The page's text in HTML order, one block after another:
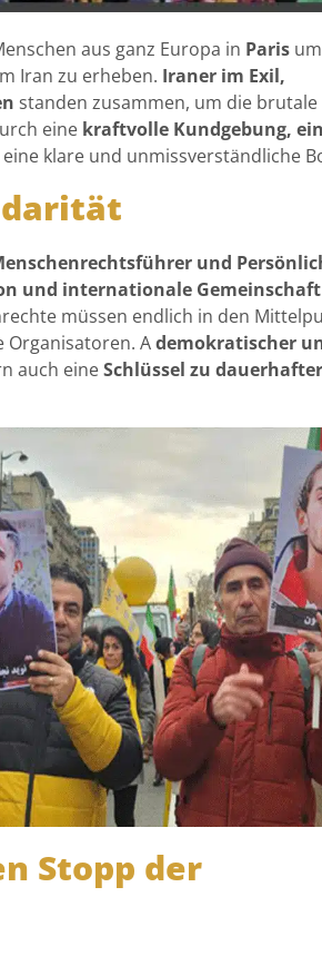
aus ganz Europa in Paris
Iran zu erheben. Iraner im Exil,
standen zusammen, um die brutale
eine kraftvolle Kundgebung, ein
klare und unmissverständliche
und
und internationale Gemeinschaft
müssen endlich in den
Organisatoren. Ademokratischer
auch eineSchlüssel zu
Stopp der